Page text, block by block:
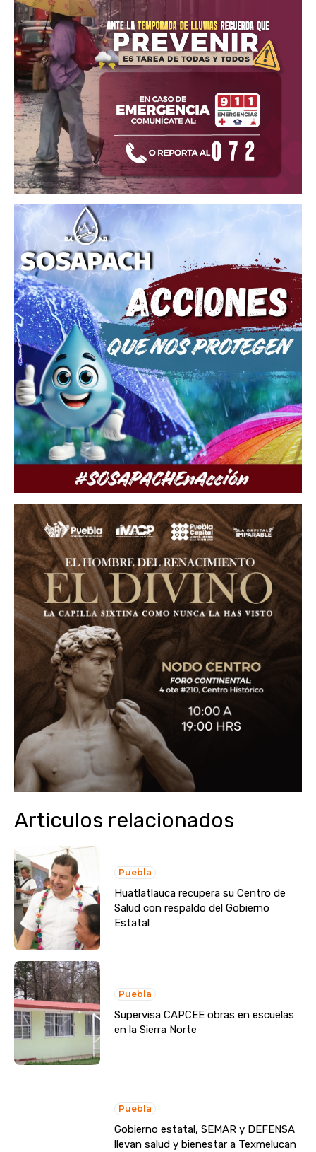
Articulos relacionados
Puebla
Huatlatlauca recupera su Centro de
Salud con respaldo del Gobierno
Estatal
Puebla
Supervisa CAPCEE obras en escuelas
en la Sierra Norte
Puebla
Gobierno estatal, SEMAR y DEFENSA
llevan salud y bienestar a Texmelucan